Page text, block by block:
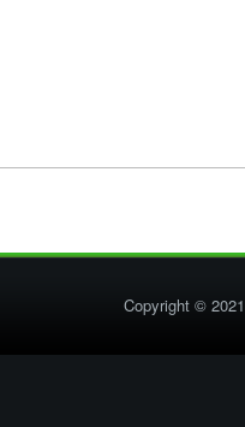
Copyright ©